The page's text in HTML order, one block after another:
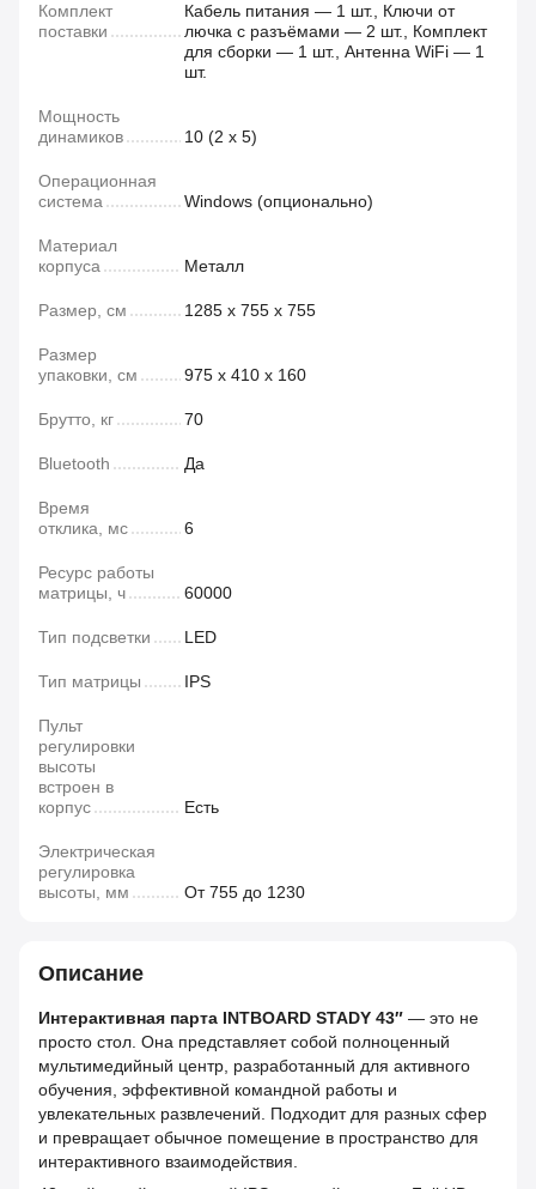
Комплект
поставки
Кабель питания — 1 шт., Ключи от
лючка с разъёмами — 2 шт., Комплект
для сборки — 1 шт., Антенна WiFi — 1
шт.
Мощность
динамиков
10 (2 х 5)
Операционная
система
Windows (опционально)
Материал
корпуса
Металл
Размер, см 1285 х 755 х 755
Размер
упаковки, см
975 х 410 х 160
Брутто, кг 70
Bluetooth Да
Время
отклика, мс
6
Ресурс работы
матрицы, ч
60000
Тип подсветки LED
Тип матрицы IPS
Пульт
регулировки
высоты
встроен в
корпус
Есть
Электрическая
регулировка
высоты, мм
От 755 до 1230
Описание
Интерактивная парта INTBOARD STADY 43″ — это не
просто стол. Она представляет собой полноценный
мультимедийный центр, разработанный для активного
обучения, эффективной командной работы и
увлекательных развлечений. Подходит для разных сфер
и превращает обычное помещение в пространство для
интерактивного взаимодействия.